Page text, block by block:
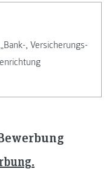
, Versicherungs-